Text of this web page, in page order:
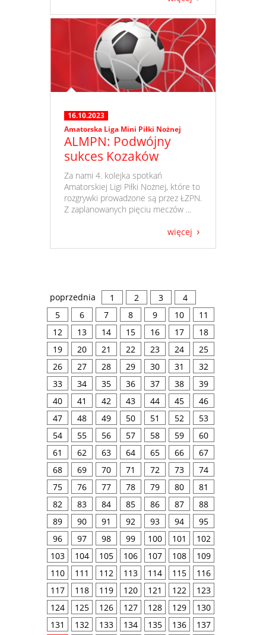
16.10.2023
Amatorska Liga Mini Piłki Nożnej
ALMPN: Podwójny
sukces Kozaków
​ Za nami 4. kolejka spotkań
Amatorskiej Ligi Piłki Nożnej, które to
rozgrywki prowadzone są przez ŁZPN.
Z zaplanowanych pięciu meczów ...
więcej
poprzednia 1 2 3
4
5
6 7 8 9 10
11
12
13 14 15 16 17
18
19
20 21 22 23 24
25
26
27 28 29 30 31
32
33
34 35 36 37 38
39
40
41 42 43 44 45
46
47
48 49 50 51 52
53
54
55 56 57 58 59
60
61
62 63 64 65 66
67
68
69 70 71 72 73
74
75
76 77 78 79 80
81
82
83 84 85 86 87
88
89
90 91 92 93 94
95
96
97 98 99 100 101
102
103
104 105 106 107 108
109
110
111 112 113 114 115
116
117
118 119 120 121 122
123
124
125 126 127 128 129
130
131
132 133 134 135 136
137